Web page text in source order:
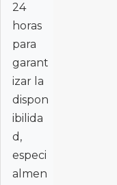
24
horas
para
garant
izar la
dispon
ibilida
d,
especi
almen